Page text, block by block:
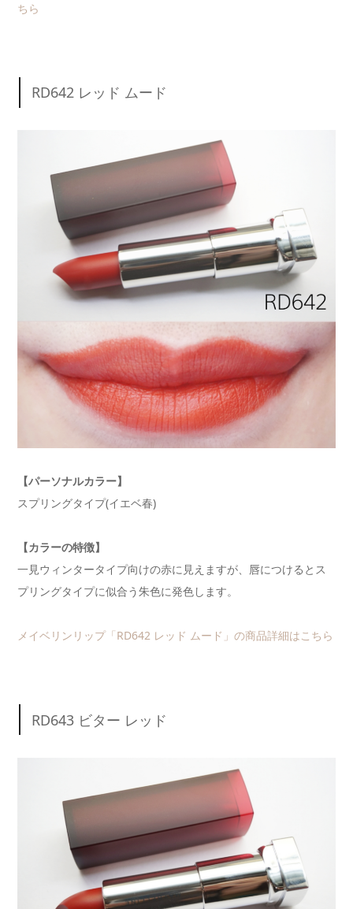
ちら
RD642 レッド ムード
【パーソナルカラー】
スプリングタイプ(イエベ春)
【カラーの特徴】
一見ウィンタータイプ向けの赤に見えますが、唇につけるとス
プリングタイプに似合う朱色に発色します。
メイベリンリップ「RD642 レッド ムード」の商品詳細はこちら
RD643 ビター レッド